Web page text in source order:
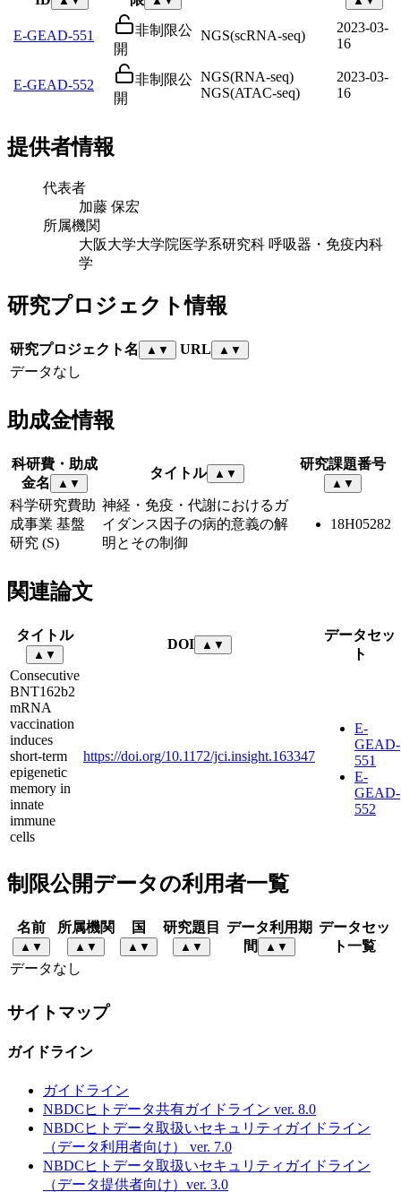
E-GEAD-551
非制限公
開
NGS(scRNA-seq)
2023-03-
16
E-GEAD-552
非制限公
開
NGS(RNA-seq)
NGS(ATAC-seq)
2023-03-
16
提供者情報
代表者
加藤 保宏
所属機関
大阪大学大学院医学系研究科 呼吸器・免疫内科
学
研究プロジェクト情報
研究プロジェクト名 ▲ ▼ URL ▲ ▼
データなし
助成金情報
科研費・助成
金名
▲ ▼
タイトル ▲ ▼
研究課題番号
▲ ▼
科学研究費助
成事業 基盤
研究 (S)
神経・免疫・代謝におけるガ
イダンス因子の病的意義の解
明とその制御
18H05282
関連論文
タイトル
▲ ▼
DOI ▲ ▼
データセッ
ト
Consecutive
BNT162b2
mRNA
vaccination
induces
short-term
epigenetic
memory in
innate
immune
cells
https://doi.org/10.1172/jci.insight.163347
E-
GEAD-
551
E-
GEAD-
552
制限公開データの利用者一覧
名前
▲ ▼
所属機関
▲ ▼
国
▲ ▼
研究題目
▲ ▼
データ利用期
間
▲ ▼
データセッ
ト一覧
データなし
サイトマップ
ガイドライン
ガイドライン
NBDCヒトデータ共有ガイドライン ver. 8.0
NBDCヒトデータ取扱いセキュリティガイドライン
（データ利用者向け） ver. 7.0
NBDCヒトデータ取扱いセキュリティガイドライン
（データ提供者向け）ver. 3.0